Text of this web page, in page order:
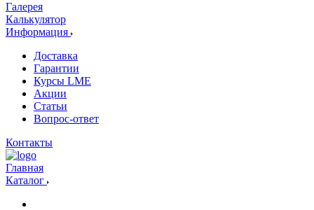
Галерея
Калькулятор
Информация
Доставка
Гарантии
Курсы LME
Акции
Статьи
Вопрос-ответ
Контакты
Главная
Каталог